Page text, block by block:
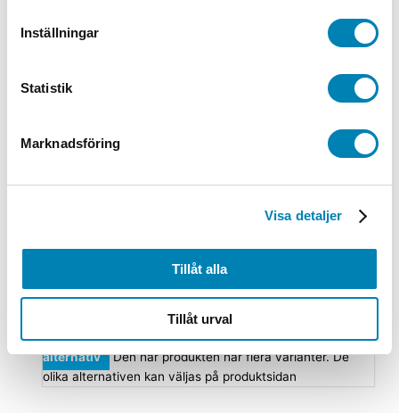
Inställningar
Statistik
Marknadsföring
Visa detaljer
Tillåt alla
Tillåt urval
Från:45,00
olika alternativen kan väljas på produktsidan
Varningsskylt Brandfarliga varor
Från:80,00kr64,00kr ink. momsex. moms
Välj
Den här produkten har flera varianter. De
Varningsskylt Gas under tryck
Från:80,00kr64,00kr ink. momsex. moms
Välj
alternativ
Den här produkten har flera varianter. De
olika alternativen kan väljas på produktsidan